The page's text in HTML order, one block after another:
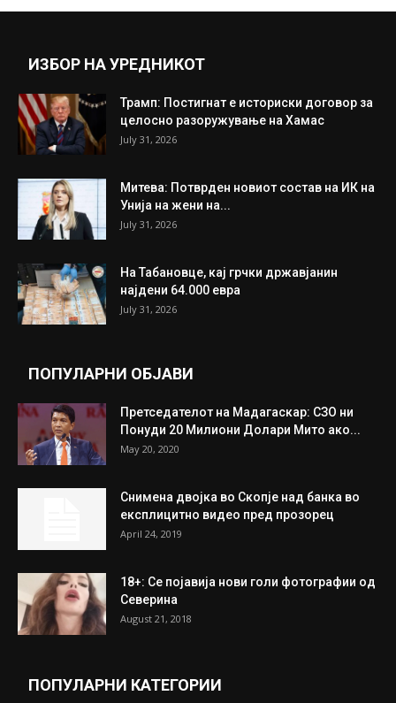
ИЗБОР НА УРЕДНИКОТ
Трамп: Постигнат е историски договор за
целосно разоружување на Хамас
July 31, 2026
Митева: Потврден новиот состав на ИК на
Унија на жени на...
July 31, 2026
На Табановце, кај грчки државјанин
најдени 64.000 евра
July 31, 2026
ПОПУЛАРНИ ОБЈАВИ
Претседателот на Мадагаскар: СЗО ни
Понуди 20 Милиони Долари Мито ако...
May 20, 2020
Снимена двојка во Скопје над банка во
експлицитно видео пред прозорец
April 24, 2019
18+: Се појавија нови голи фотографии од
Северина
August 21, 2018
ПОПУЛАРНИ КАТЕГОРИИ